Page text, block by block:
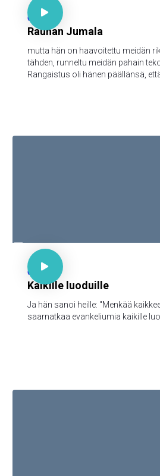

64
Rauhan Jumala
mutta hän on haavoitettu meidän
tähden, runneltu meidän pahain
Rangaistus oli hänen päällänsä,
Mark 16:15

62
Kaikille luoduille
Ja hän sanoi heille: "Menkää
saarnatkaa evankeliumia kaikille